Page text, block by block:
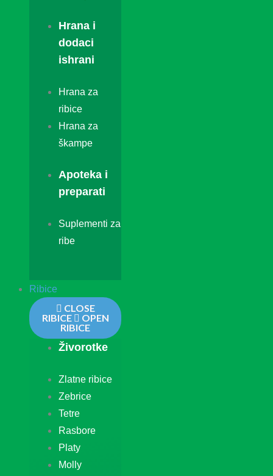
Hrana i
dodaci
ishrani
Hrana za
ribice
Hrana za
škampe
Apoteka i
preparati
Suplementi za
ribe
Ribice
CLOSE
RIBICE
OPEN
RIBICE
Živorotke
Zlatne ribice
Zebrice
Tetre
Rasbore
Platy
Molly